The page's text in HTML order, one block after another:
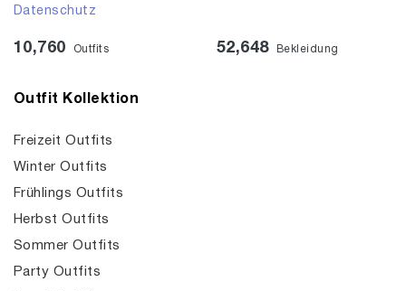
Datenschutz
10,760 Outfits 52,648 Bekleidung
Outfit Kollektion
Freizeit Outfits
Winter Outfits
Frühlings Outfits
Herbst Outfits
Sommer Outfits
Party Outfits